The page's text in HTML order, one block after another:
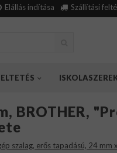
Elállás indítása Szállítási
BROTHER,
szalag, erős tapadású, 24 mm